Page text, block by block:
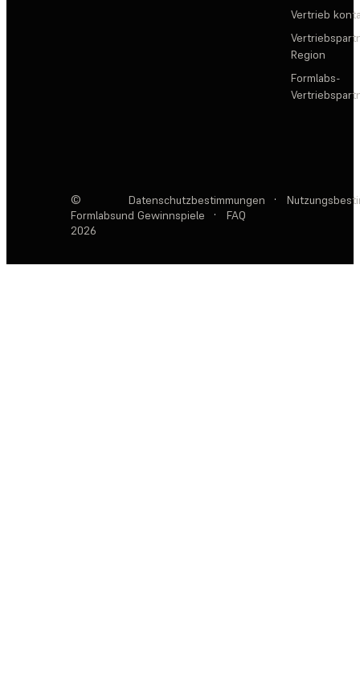
Vertrieb
Region
Formlabs-
©
Formlabs
2026
Datenschutzbestimmungen ·
und Gewinnspiele
· FAQ